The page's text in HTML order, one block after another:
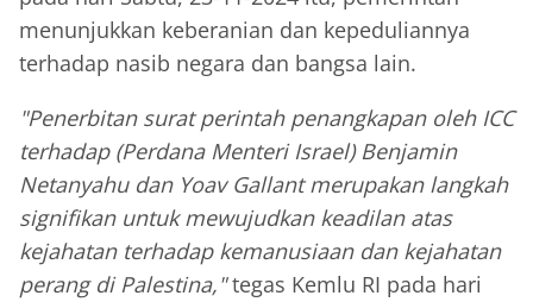
menunjukkan keberanian dan kepeduliannya
terhadap nasib negara dan bangsa lain.
"Penerbitan surat perintah penangkapan oleh ICC
terhadap (Perdana Menteri Israel) Benjamin
Netanyahu dan Yoav Gallant merupakan langkah
signifikan untuk mewujudkan keadilan atas
kejahatan terhadap kemanusiaan dan kejahatan
perang di Palestina,"tegas Kemlu RI pada hari